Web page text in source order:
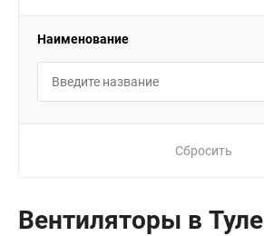
Наименование
Сбросить
Вентиляторы в Туле